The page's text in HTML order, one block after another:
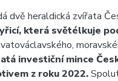
dvě heraldická zvířata
která světélkuje
investiční mince
z roku 2022.